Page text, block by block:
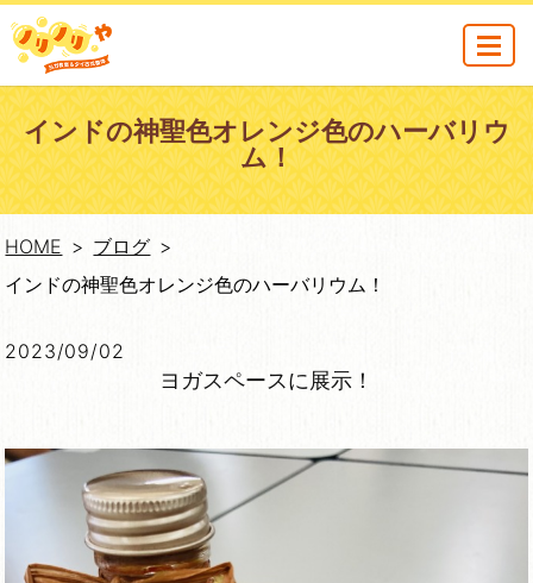
MENU
インドの神聖色オレンジ色のハーバリウ
ム！
HOME
ブログ
インドの神聖色オレンジ色のハーバリウム！
2023/09/02
ヨガスペースに展示！